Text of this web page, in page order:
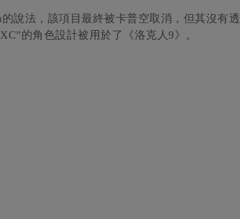
說法，該項目最終被卡普空取消，但其沒有
的角色設計被用於了《洛克人9》。